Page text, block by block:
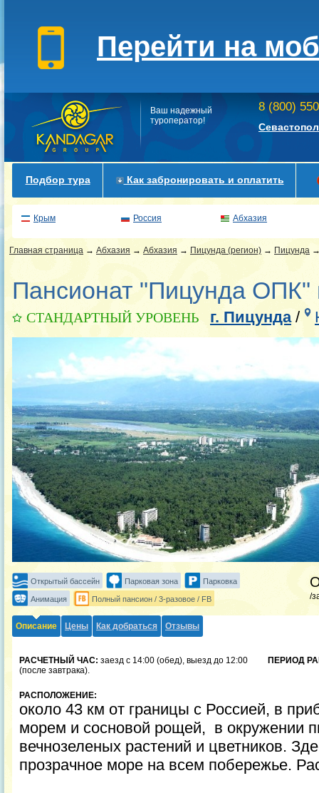
Перейти на
Ваш надежный
туроператор!
8 (800)
Подбор тура Как забронировать и оплатить
Крым Россия Абхазия
Главная страница → Абхазия → Абхазия → Пицунда (регион) → Пицунда
Пансионат "Пицунда ОПК"
СТАНДАРТНЫЙ УРОВЕНЬ г. Пицунда/
Открытый бассейн Парковая зона Парковка
Анимация Полный пансион / 3-разовое / FB /
Описание Цены Как добраться Отзывы
РАСЧЕТНЫЙ ЧАС: заезд с 14:00 (обед), выезд до 12:00
(после завтрака).
ПЕРИОД
РАСПОЛОЖЕНИЕ:
около 43 км от границы с Россией, в
морем и сосновой рощей, в окружении
вечнозеленых растений и цветников.
прозрачное море на всем побережье.